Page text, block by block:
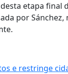
etapa final
por Sánchez,
e restringe